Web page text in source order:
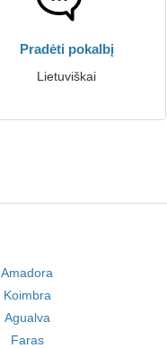
Pradėti pokalbį
Lietuviškai
Amadora
Koimbra
Agualva
Faras